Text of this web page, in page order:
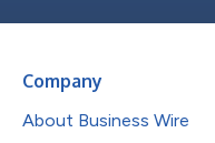
Company
About Business Wire